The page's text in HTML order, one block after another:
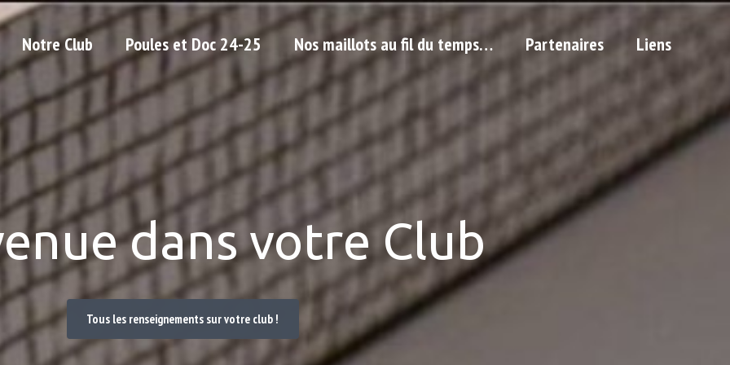
Notre Club Poules et Doc 24-25 Nos maillots au fil du temps… Partenaires Liens
dans votre Club
Tous les renseignements sur votre club !